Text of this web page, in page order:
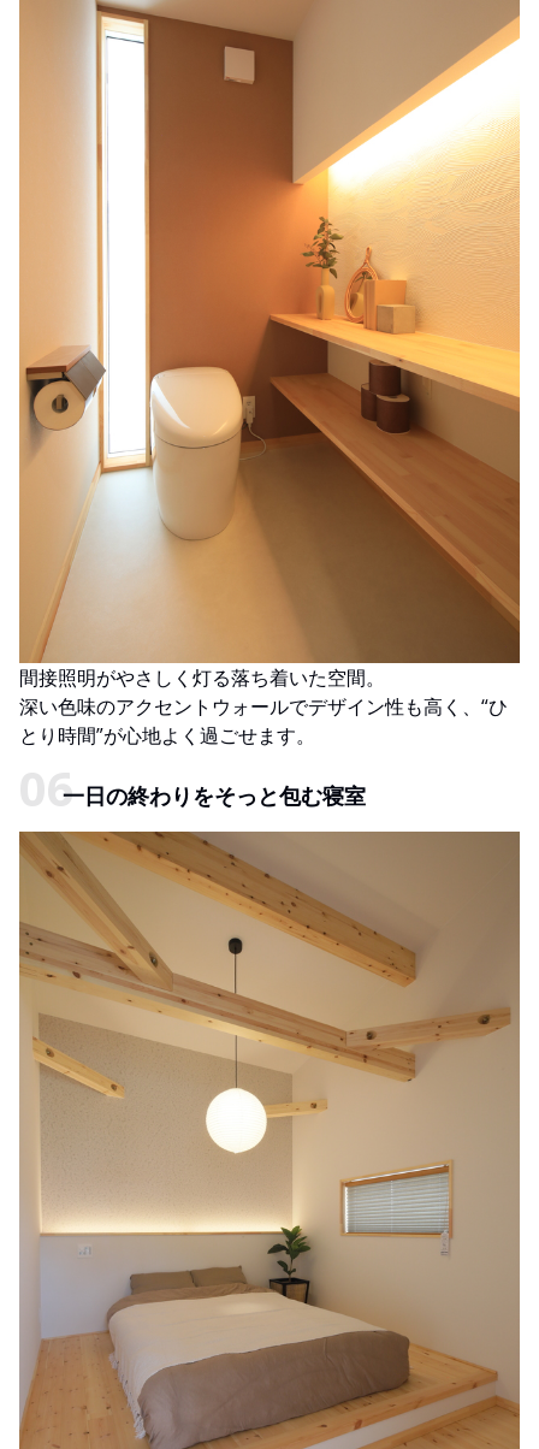
間接照明がやさしく灯る落ち着いた空間。
深い色味のアクセントウォールでデザイン性も高く、“ひ
とり時間”が心地よく過ごせます。
一日の終わりをそっと包む寝室